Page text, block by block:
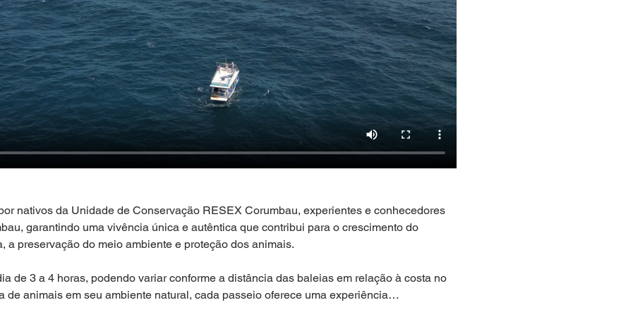
nativos da Unidade de Conservação RESEX Corumbau, experientes e conhecedores
garantindo uma vivência única e autêntica que contribui para o crescimento do
a preservação do meio ambiente e proteção dos animais.
de 3 a 4 horas, podendo variar conforme a distância das baleias em relação à costa no
de animais em seu ambiente natural, cada passeio oferece uma experiência…